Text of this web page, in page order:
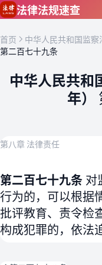
跳到主要内容
法律法规速查
首页 中华人民共和国监察
第二百七十九条
中华人民共和
年）
第八章 法律责任
第二百七十九条 对
行为的，可以根据
批评教育、责令检
构成犯罪的，依法